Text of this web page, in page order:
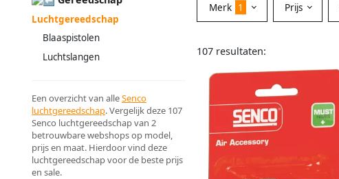
Luchtgereedschap
Blaaspistolen
Luchtslangen
Een overzicht van alleSenco
luchtgereedschap. Vergelijk deze 107
Senco luchtgereedschap van 2
betrouwbare webshops op model,
prijs en maat. Hierdoor vind deze
luchtgereedschap voor de beste prijs
en sale.
Merk 1 Prijs
107 resultaten: